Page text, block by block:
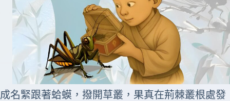
成名緊跟著蛤蟆，撥開草叢，果真在荊棘叢根處發